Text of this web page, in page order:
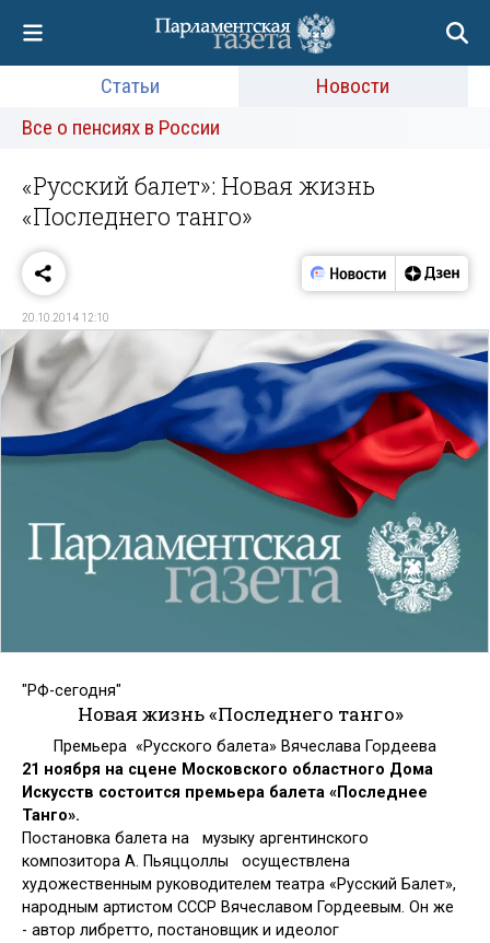
Статьи
Новости
Все о пенсиях в России
«Русский балет»: Новая жизнь
«Последнего танго»
20.10.2014 12:10
"РФ-сегодня"
Новая жизнь «Последнего танго»
Премьера «Русского балета» Вячеслава Гордеева
21 ноября на сцене Московского областного Дома
Искусств состоится премьера балета «Последнее
Танго».
Постановка балета на му­зы­ку ар­ген­тин­ско­го
композитора А. Пья­ццол­лы осуществлена
художественным руководителем театра «Русский Балет»,
народным артистом СССР Вячеславом Гордеевым. Он же
- автор либретто, постановщик и идеолог